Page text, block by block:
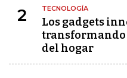
2 TECNOLOGÍA
Los gadgets
transformando
del hogar